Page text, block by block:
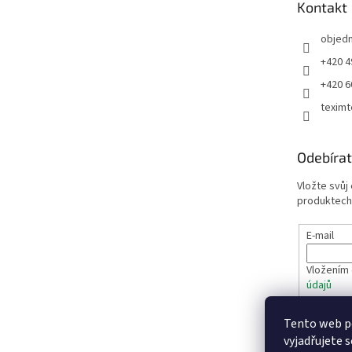
Tento web
vyjadřujete
Kontakt
+420
+420
Vložte svůj
E-mail
údajů